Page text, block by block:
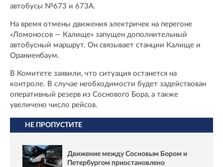
автобусы №673 и 673А.
На время отмены движения электричек на перегоне
«Ломоносов — Калище» запущен дополнительный
автобусный маршрут. Он связывает станции Калище и
Ораниенбаум.
В Комитете заявили, что ситуация останется на
контроле. В случае необходимости будет задействован
оперативный резерв из Соснового Бора, а также
увеличено число рейсов.
НЕ ПРОПУСТИТЕ
Движение между Сосновым Бором и
Петербургом приостановлено